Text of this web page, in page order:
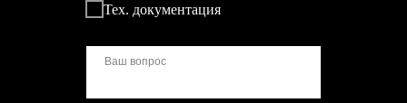
Тех. документация